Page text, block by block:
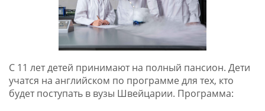
С 11 лет детей принимают на полный пансион. Дети
учатся на английском по программе для тех, кто
будет поступать в вузы Швейцарии. Программа: